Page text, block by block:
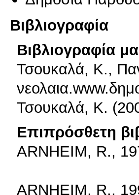
Βιβλιογραφία
Βιβλιογραφία
Τσουκαλά, Κ.,
Τσουκαλά, Κ.
Επιπρόσθετη
ARNHEIM, R.,
ARNHEIM, R.,